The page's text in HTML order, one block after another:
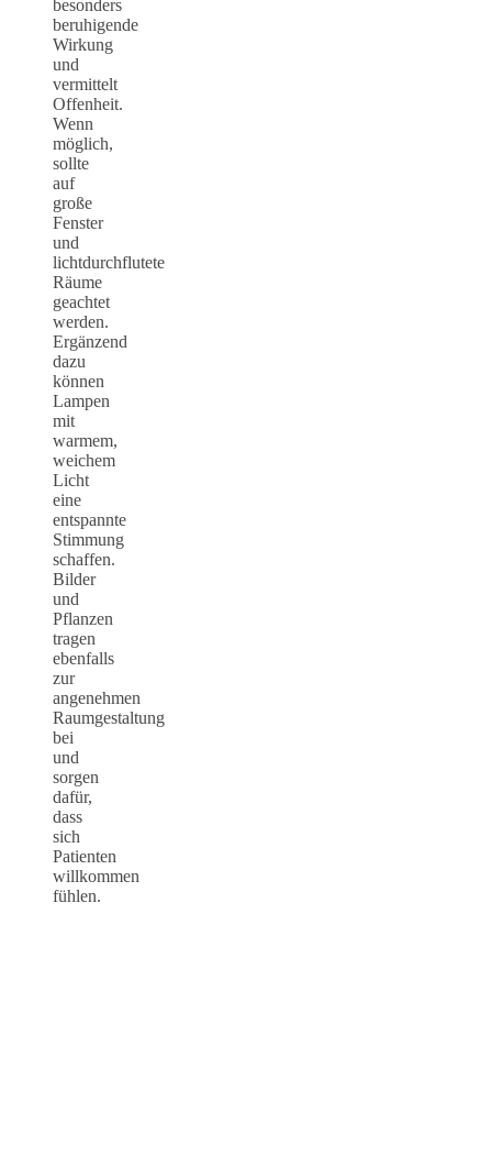
besonders
beruhigende
Wirkung
und
vermittelt
Offenheit.
Wenn
möglich,
sollte
auf
große
Fenster
und
lichtdurchflutete
Räume
geachtet
werden.
Ergänzend
dazu
können
Lampen
mit
warmem,
weichem
Licht
eine
entspannte
Stimmung
schaffen.
Bilder
und
Pflanzen
tragen
ebenfalls
zur
angenehmen
Raumgestaltung
bei
und
sorgen
dafür,
dass
sich
Patienten
willkommen
fühlen.